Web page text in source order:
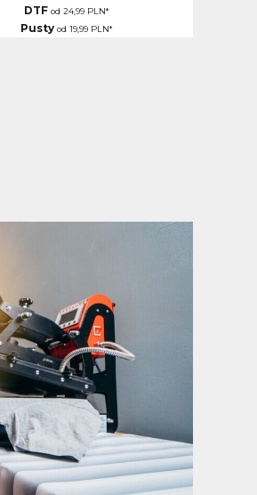
DTFod 24,99 PLN*
Pustyod 19,99 PLN*